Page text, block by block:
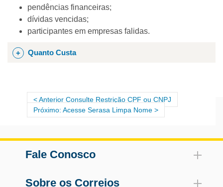
pendências financeiras;
dívidas vencidas;
participantes em empresas falidas.
Quanto Custa
Meu Serasa (consulta de CPF próprio)
......................................R$16,90
atendimento. Porém, o valor a ser pago é por
Dinheiro, cartão de crédito ou débito
Anterior Consulte Restrição CPF ou CNPJ
Próximo: Acesse Serasa Limpa Nome
Fale Conosco
Sobre os Correios